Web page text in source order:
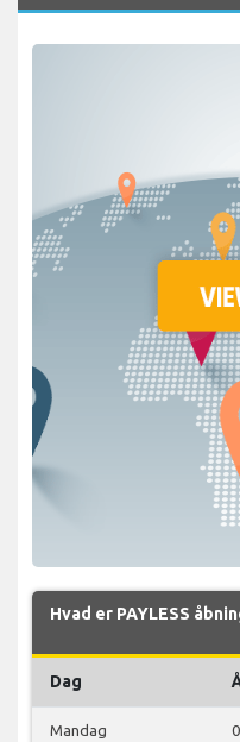
Hvad er PAYLESS
Dag
Mandag